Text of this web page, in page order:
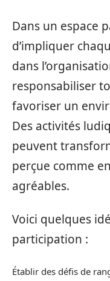
Dans un espace
d’impliquer
dans
responsabiliser
favoriser un
Des activités
peuvent
perçue comme
agréables.
Voici quelques
participation :
Établir des défis de